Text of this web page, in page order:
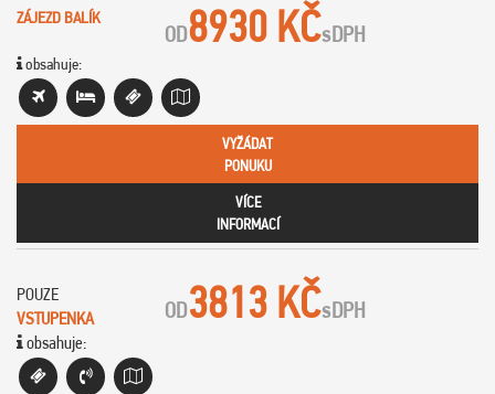
ZÁJEZD BALÍK
obsahuje:
OD8930 KČsDPH
VYŽÁDAT
PONUKU
VÍCE
INFORMACÍ
POUZE
VSTUPENKA
obsahuje:
OD3813 KČsDPH